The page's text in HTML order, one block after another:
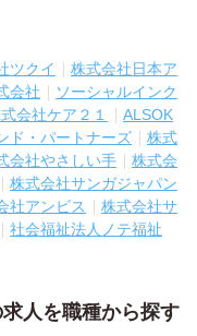
ツクイ
株式会社日本ア
会社
ソーシャルインク
会社ケア２１
ALSOK
ド・パートナーズ
株式
会社やさしい手
株式会
株式会社サンガジャパン
社アンビス
株式会社サ
社会福祉法人ノテ福祉
人を職種から探す